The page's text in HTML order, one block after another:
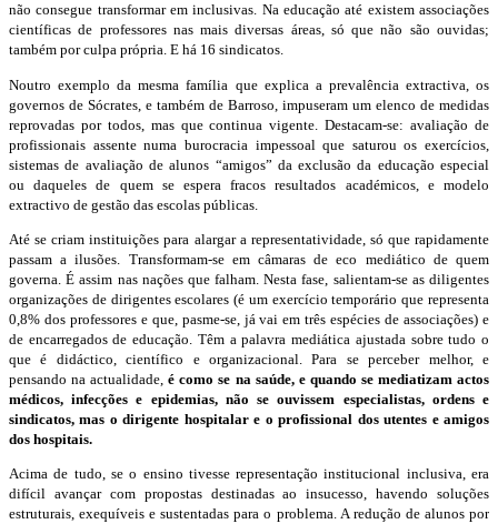
não consegue transformar em inclusivas. Na educação até existem associações
científicas de professores nas mais diversas áreas, só que não são ouvidas;
também por culpa própria. E há 16 sindicatos.
Noutro exemplo da mesma família que explica a prevalência extractiva, os
governos de Sócrates, e também de Barroso, impuseram um elenco de medidas
reprovadas por todos, mas que continua vigente. Destacam-se: avaliação de
profissionais assente numa burocracia impessoal que saturou os exercícios,
sistemas de avaliação de alunos “amigos” da exclusão da educação especial
ou daqueles de quem se espera fracos resultados académicos, e modelo
extractivo de gestão das escolas públicas.
Até se criam instituições para alargar a representatividade, só que rapidamente
passam a ilusões. Transformam-se em câmaras de eco mediático de quem
governa. É assim nas nações que falham. Nesta fase, salientam-se as diligentes
organizações de dirigentes escolares (é um exercício temporário que representa
0,8% dos professores e que, pasme-se, já vai em três espécies de associações) e
de encarregados de educação. Têm a palavra mediática ajustada sobre tudo o
que é didáctico, científico e organizacional. Para se perceber melhor, e
pensando na actualidade,é como se na saúde, e quando se mediatizam actos
médicos, infecções e epidemias, não se ouvissem especialistas, ordens e
sindicatos, mas o dirigente hospitalar e o profissional dos utentes e amigos
dos hospitais.
Acima de tudo, se o ensino tivesse representação institucional inclusiva, era
difícil avançar com propostas destinadas ao insucesso, havendo soluções
estruturais, exequíveis e sustentadas para o problema. A redução de alunos por